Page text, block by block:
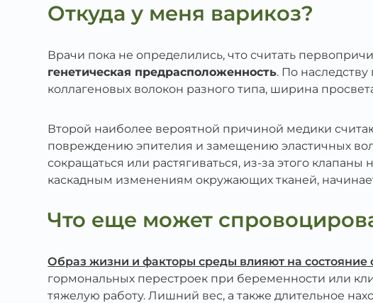
Откуда у меня варикоз?
Врачи пока не определились, что считать
генетическая предрасположенность. По
коллагеновых волокон разного типа, ширина
Второй наиболее вероятной причиной медики
повреждению эпителия и замещению эластичных
сокращаться или растягиваться, из-за этого
каскадным изменениям окружающих тканей,
Что еще может
Образ жизни и факторы среды влияют на состояние
гормональных перестроек при беременности или
тяжелую работу. Лишний вес, а также длительное